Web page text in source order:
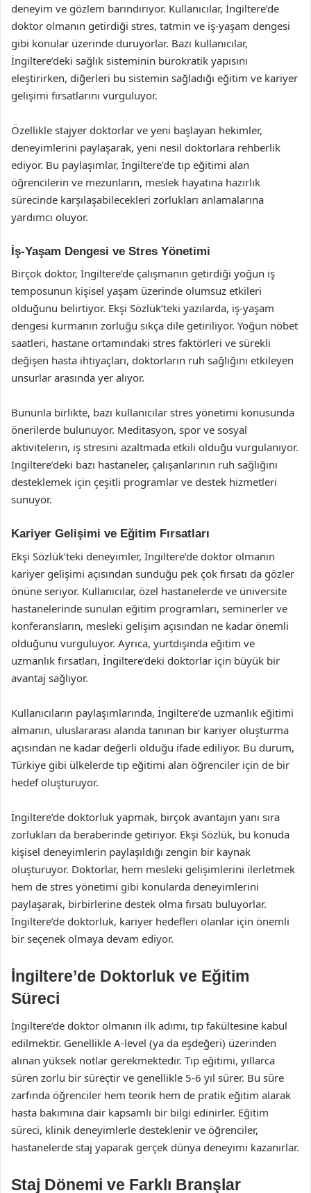
deneyim ve gözlem barındırıyor. Kullanıcılar, İngiltere’de
doktor olmanın getirdiği stres, tatmin ve iş-yaşam dengesi
gibi konular üzerinde duruyorlar. Bazı kullanıcılar,
İngiltere’deki sağlık sisteminin bürokratik yapısını
eleştirirken, diğerleri bu sistemin sağladığı eğitim ve kariyer
gelişimi fırsatlarını vurguluyor.
Özellikle stajyer doktorlar ve yeni başlayan hekimler,
deneyimlerini paylaşarak, yeni nesil doktorlara rehberlik
ediyor. Bu paylaşımlar, İngiltere’de tıp eğitimi alan
öğrencilerin ve mezunların, meslek hayatına hazırlık
sürecinde karşılaşabilecekleri zorlukları anlamalarına
yardımcı oluyor.
İş-Yaşam Dengesi ve Stres Yönetimi
Birçok doktor, İngiltere’de çalışmanın getirdiği yoğun iş
temposunun kişisel yaşam üzerinde olumsuz etkileri
olduğunu belirtiyor. Ekşi Sözlük’teki yazılarda, iş-yaşam
dengesi kurmanın zorluğu sıkça dile getiriliyor. Yoğun nöbet
saatleri, hastane ortamındaki stres faktörleri ve sürekli
değişen hasta ihtiyaçları, doktorların ruh sağlığını etkileyen
unsurlar arasında yer alıyor.
Bununla birlikte, bazı kullanıcılar stres yönetimi konusunda
önerilerde bulunuyor. Meditasyon, spor ve sosyal
aktivitelerin, iş stresini azaltmada etkili olduğu vurgulanıyor.
İngiltere’deki bazı hastaneler, çalışanlarının ruh sağlığını
desteklemek için çeşitli programlar ve destek hizmetleri
sunuyor.
Kariyer Gelişimi ve Eğitim Fırsatları
Ekşi Sözlük’teki deneyimler, İngiltere’de doktor olmanın
kariyer gelişimi açısından sunduğu pek çok fırsatı da gözler
önüne seriyor. Kullanıcılar, özel hastanelerde ve üniversite
hastanelerinde sunulan eğitim programları, seminerler ve
konferansların, mesleki gelişim açısından ne kadar önemli
olduğunu vurguluyor. Ayrıca, yurtdışında eğitim ve
uzmanlık fırsatları, İngiltere’deki doktorlar için büyük bir
avantaj sağlıyor.
Kullanıcıların paylaşımlarında, İngiltere’de uzmanlık eğitimi
almanın, uluslararası alanda tanınan bir kariyer oluşturma
açısından ne kadar değerli olduğu ifade ediliyor. Bu durum,
Türkiye gibi ülkelerde tıp eğitimi alan öğrenciler için de bir
hedef oluşturuyor.
İngiltere’de doktorluk yapmak, birçok avantajın yanı sıra
zorlukları da beraberinde getiriyor. Ekşi Sözlük, bu konuda
kişisel deneyimlerin paylaşıldığı zengin bir kaynak
oluşturuyor. Doktorlar, hem mesleki gelişimlerini ilerletmek
hem de stres yönetimi gibi konularda deneyimlerini
paylaşarak, birbirlerine destek olma fırsatı buluyorlar.
İngiltere’de doktorluk, kariyer hedefleri olanlar için önemli
bir seçenek olmaya devam ediyor.
İngiltere’de Doktorluk ve Eğitim
Süreci
İngiltere’de doktor olmanın ilk adımı, tıp fakültesine kabul
edilmektir. Genellikle A-level (ya da eşdeğeri) üzerinden
alınan yüksek notlar gerekmektedir. Tıp eğitimi, yıllarca
süren zorlu bir süreçtir ve genellikle 5-6 yıl sürer. Bu süre
zarfında öğrenciler hem teorik hem de pratik eğitim alarak
hasta bakımına dair kapsamlı bir bilgi edinirler. Eğitim
süreci, klinik deneyimlerle desteklenir ve öğrenciler,
hastanelerde staj yaparak gerçek dünya deneyimi kazanırlar.
Staj Dönemi ve Farklı Branşlar